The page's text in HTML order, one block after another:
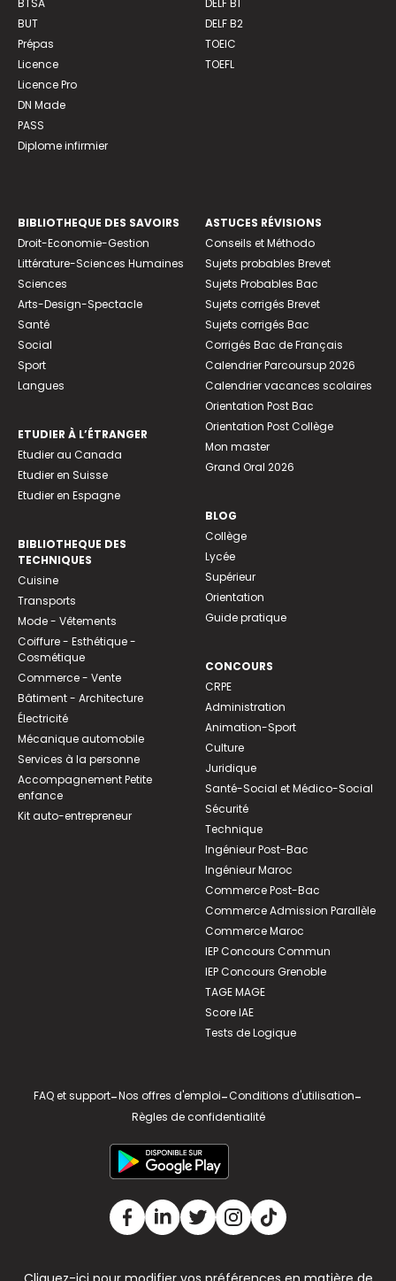
BTSA
BUT
Prépas
Licence
Licence Pro
DN Made
PASS
Diplome infirmier
DELF B1
DELF B2
TOEIC
TOEFL
BIBLIOTHEQUE DES SAVOIRS
Droit-Economie-Gestion
Littérature-Sciences Humaines
Sciences
Arts-Design-Spectacle
Santé
Social
Sport
Langues
ETUDIER À L’ÉTRANGER
Etudier au Canada
Etudier en Suisse
Etudier en Espagne
BIBLIOTHEQUE DES
TECHNIQUES
Cuisine
Transports
Mode - Vêtements
Coiffure - Esthétique -
Cosmétique
Commerce - Vente
Bâtiment - Architecture
Électricité
Mécanique automobile
Services à la personne
Accompagnement Petite
enfance
Kit auto-entrepreneur
ASTUCES RÉVISIONS
Conseils et Méthodo
Sujets probables Brevet
Sujets Probables Bac
Sujets corrigés Brevet
Sujets corrigés Bac
Corrigés Bac de Français
Calendrier Parcoursup 2026
Calendrier vacances scolaires
Orientation Post Bac
Orientation Post Collège
Mon master
Grand Oral 2026
BLOG
Collège
Lycée
Supérieur
Orientation
Guide pratique
CONCOURS
CRPE
Administration
Animation-Sport
Culture
Juridique
Santé-Social et Médico-Social
Sécurité
Technique
Ingénieur Post-Bac
Ingénieur Maroc
Commerce Post-Bac
Commerce Admission Parallèle
Commerce Maroc
IEP Concours Commun
IEP Concours Grenoble
TAGE MAGE
Score IAE
Tests de Logique
FAQ et support-Nos offres d'emploi-Conditions d'utilisation-
Règles de confidentialité